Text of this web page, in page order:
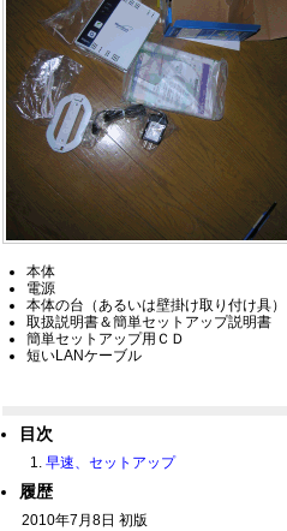
本体
電源
本体の台（あるいは壁掛け取り付け具）
取扱説明書＆簡単セットアップ説明書
簡単セットアップ用ＣＤ
短いLANケーブル
目次
早速、セットアップ
履歴
2010年7月8日 初版